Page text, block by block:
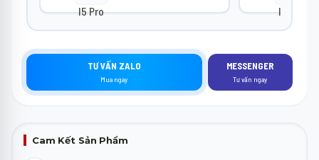
TƯ VẤN ZALO
Mua ngay
MESSENGER
Tư vấn ngay
Cam Kết Sản Phẩm